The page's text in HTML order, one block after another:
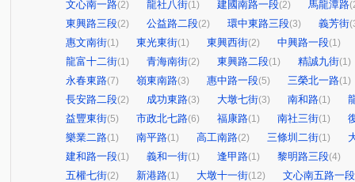
文心南一路(2) 龍社八街(1) 建國南路一段(2) 馬龍潭路
東興路三段(2) 公益路二段(2) 環中東路三段(3) 義芳街
惠文南街(1) 東光東街(1) 東興西街(2) 中興路一段(1)
龍富十二街(1) 青海南街(2) 東興路二段(1) 精誠九街(1)
永春東路(7) 嶺東南路(3) 惠中路一段(5) 三榮北一路(1)
長安路二段(2) 成功東路(3) 大墩七街(3) 南和路(1)
益豐東街(5) 市政北七路(6) 福康路(1) 南社三街(1)
樂業二路(1) 南平路(1) 高工南路(2) 三條圳二街(1)
建和路一段(1) 義和一街(1) 逢甲路(1) 黎明路三段(4)
五權七街(2) 新港路(1) 大墩十一街(12)
文心南五路一段